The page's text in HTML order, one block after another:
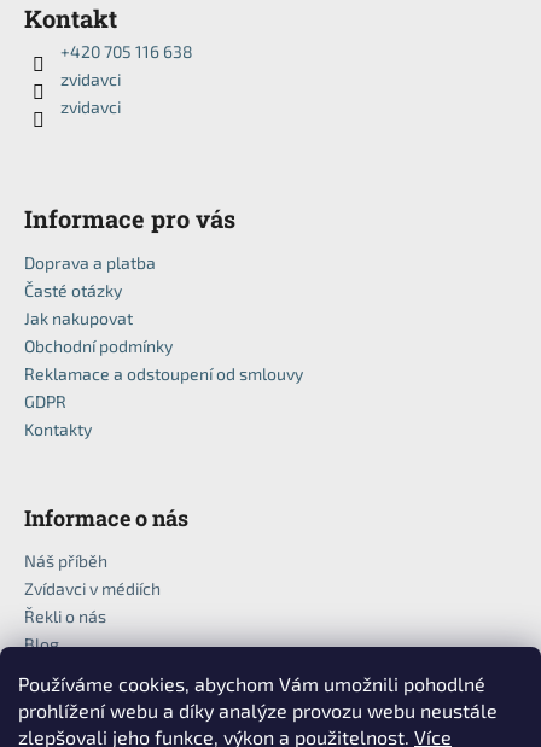
Používáme cookies, abychom Vám umožnili pohodlné
prohlížení webu a díky analýze provozu webu neustále
zlepšovali jeho funkce, výkon a použitelnost. Více
Kontakt
+420 705 116 638
zvidavci
zvidavci
Informace pro vás
Doprava a platba
Časté otázky
Jak nakupovat
Obchodní podmínky
Reklamace a odstoupení od smlouvy
GDPR
Kontakty
Informace o nás
Náš příběh
Zvídavci v médiích
Řekli o nás
Blog